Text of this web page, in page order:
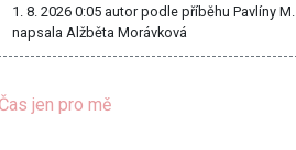
1. 8. 2026 0:05 autor podle příběhu Pavlíny M.
napsala Alžběta Morávková
Čas jen pro mě